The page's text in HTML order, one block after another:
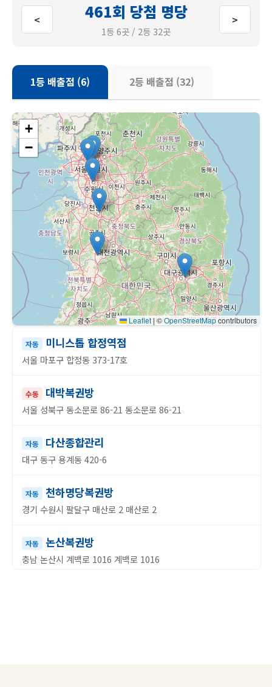
< 461회 당첨 명당
1등 6곳 / 2등 32곳
>
1등 배출점 (6) 2등 배출점 (32)
자동 미니스톱 합정역점
서울 마포구 합정동 373-17호
수동 대박복권방
서울 성북구 동소문로 86-21 동소문로 86-21
자동 다산종합관리
대구 동구 용계동 420-6
자동 천하명당복권방
경기 수원시 팔달구 매산로 2 매산로 2
자동 논산복권방
충남 논산시 계백로 1016 계백로 1016
+
−
Leaflet|©OpenStreetMapcontributors